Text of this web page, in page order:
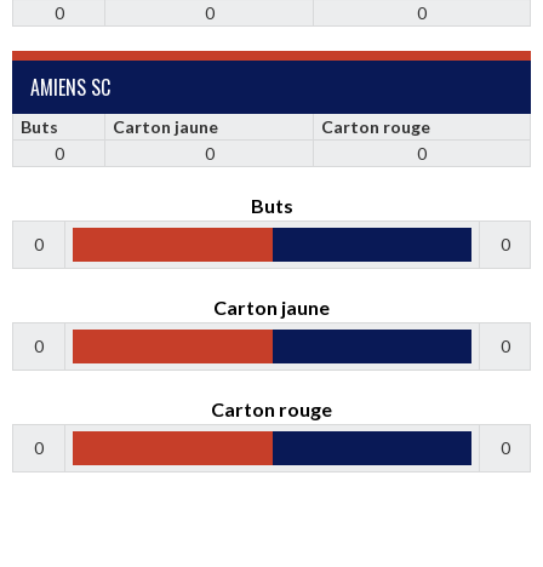
0
0 0
AMIENS SC
Buts Carton jaune
Carton rouge
0
0 0
Buts
0 0
Carton jaune
0 0
Carton rouge
0 0